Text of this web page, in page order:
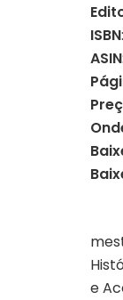
ISBN
ASIN
e